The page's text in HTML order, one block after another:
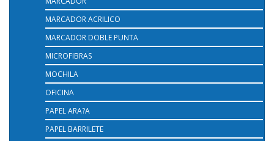
MARCADOR ACRILICO
MARCADOR DOBLE PUNTA
MICROFIBRAS
MOCHILA
OFICINA
PAPEL ARA?A
PAPEL BARRILETE